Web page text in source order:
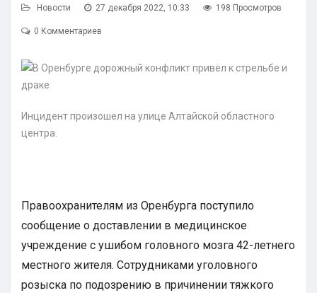
Новости 27 декабря 2022, 10:33 198 Просмотров
0 Комментариев
Инцидент произошел на улице Алтайской областного
центра.
Правоохранителям из Оренбурга поступило
сообщение о доставлении в медицинское
учреждение с ушибом головного мозга 42-летнего
местного жителя. Сотрудниками уголовного
розыска по подозрению в причинении тяжкого